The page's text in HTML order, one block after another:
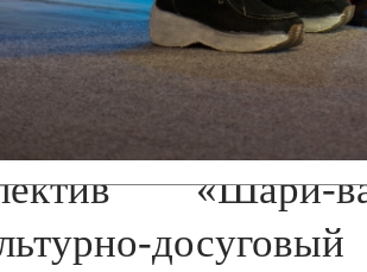
Георгиевна
цирковой